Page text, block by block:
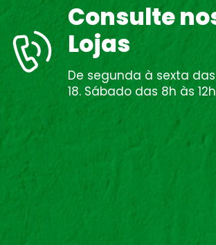
Consulte
Lojas
De segunda à sexta
18. Sábado das 8h às 12h